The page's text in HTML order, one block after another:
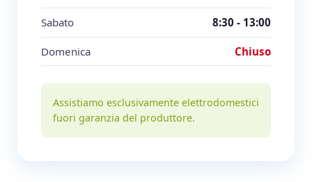
Sabato 8:30 - 13:00
Domenica Chiuso
Assistiamo esclusivamente elettrodomestici
fuori garanzia del produttore.